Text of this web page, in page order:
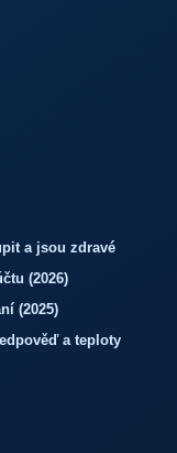
a jsou zdravé
(2026)
(2025)
a teploty